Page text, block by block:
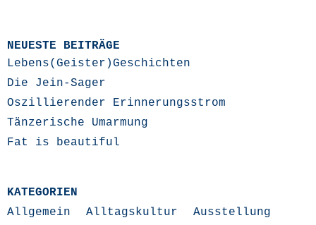
NEUESTE BEITRÄGE
Lebens(Geister)Geschichten
Die Jein-Sager
Oszillierender Erinnerungsstrom
Tänzerische Umarmung
Fat is beautiful
KATEGORIEN
Allgemein
Alltagskultur
Ausstellung